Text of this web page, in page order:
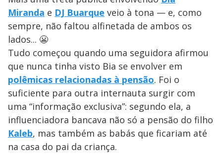
Miranda e DJ Buarque veio à tona — e, como
sempre, não faltou alfinetada de ambos os
lados... 😬
Tudo começou quando uma seguidora afirmou
que nunca tinha visto Bia se envolver em
polêmicas relacionadas à pensão. Foi o
suficiente para outra internauta surgir com
uma “informação exclusiva”: segundo ela, a
influenciadora bancava não só a pensão do filho
Kaleb, mas também as babás que ficariam até
na casa do pai da criança.